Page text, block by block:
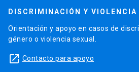
DISCRIMINACIÓN Y VIOLENCIA
Orientación y apoyo en casos de
género o violencia sexual.
launch Contacto para apoyo